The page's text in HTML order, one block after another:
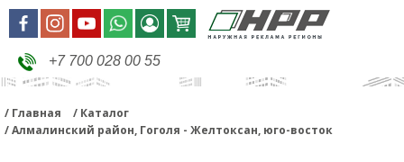
+7 700 028 00 55
Главная
Каталог
Алмалинский район, Гоголя - Желтоксан, юго-восток